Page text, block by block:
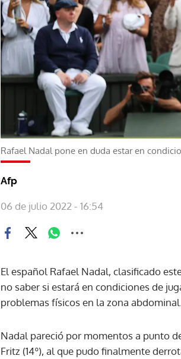
Rafael Nadal pone en duda estar en
Afp
06 de julio 2022 - 16:54
El español Rafael Nadal, clasificado
no saber si estará en condiciones de
problemas físicos en la zona abdominal.
Nadal pareció por momentos a punto
Fritz (14º), al que pudo finalmente